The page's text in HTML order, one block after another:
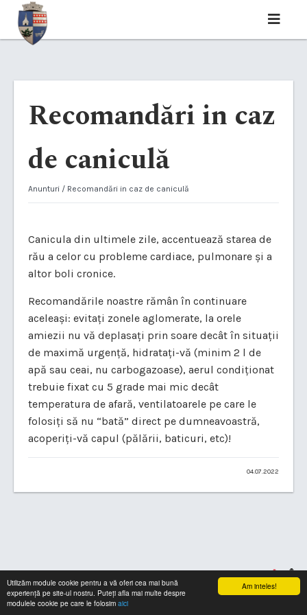
Am inteles!
Utilizăm module cookie pentru a vă oferi cea mai bună
experiență pe site-ul nostru. Puteți afla mai multe despre
modulele cookie pe care le folosim aici
Recomandări in caz
de caniculă
Anunturi / Recomandări in caz de caniculă
Canicula din ultimele zile, accentuează starea de
rău a celor cu probleme cardiace, pulmonare și a
altor boli cronice.
Recomandările noastre rămân în continuare
aceleași: evitați zonele aglomerate, la orele
amiezii nu vă deplasați prin soare decât în situații
de maximă urgență, hidratați-vă (minim 2 l de
apă sau ceai, nu carbogazoase), aerul condiționat
trebuie fixat cu 5 grade mai mic decât
temperatura de afară, ventilatoarele pe care le
folosiți să nu “bată” direct pe dumneavoastră,
acoperiți-vă capul (pălării, baticuri, etc)!
04.07.2022
© Copyright 2026. Toate drepturile rezervate